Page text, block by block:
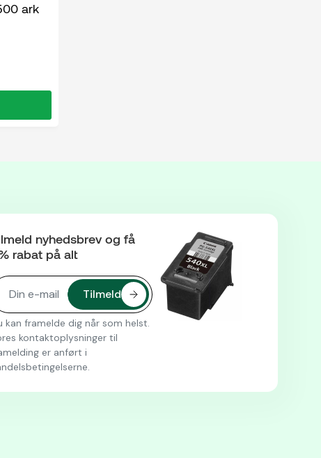
ark
nyhedsbrev og få
rabat på alt
kan framelde dig når som helst.
kontaktoplysninger til
er anført i